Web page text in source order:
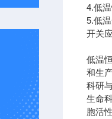
4.低
5.低
开关
低温
和生
科研
生命
胞活